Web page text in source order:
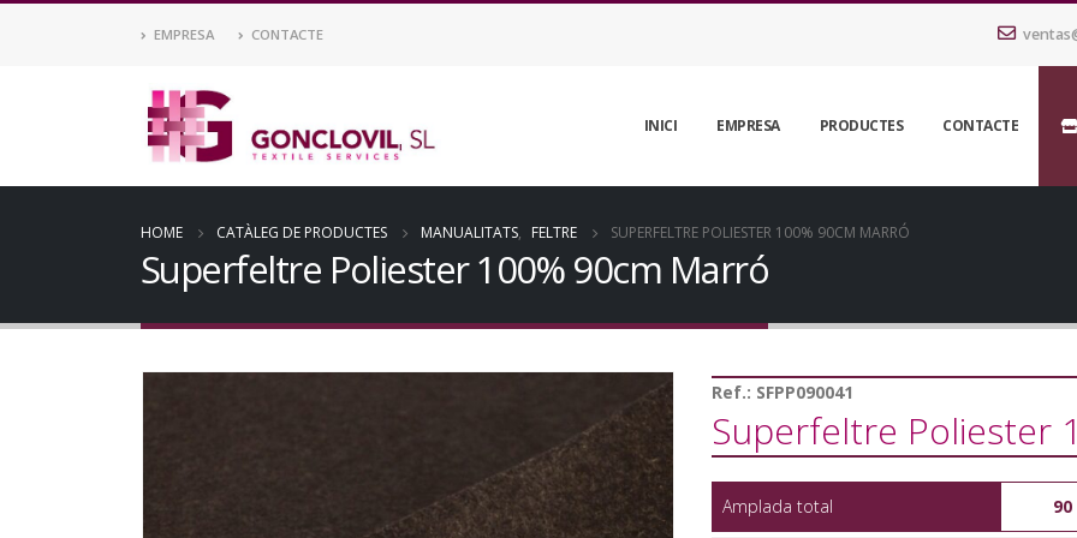
EMPRESA CONTACTE
INICI EMPRESA PRODUCTES CONTACTE
HOME CATÀLEG DE PRODUCTES MANUALITATS, FELTRE SUPERFELTRE POLIESTER 100% 90CM MARRÓ
Superfeltre Poliester 100% 90cm Marró
Ref.: SFPP090041
Superfeltre Poliester
Amplada total